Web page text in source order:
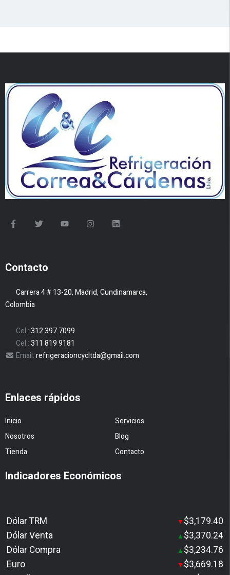
Contacto
Carrera 4 # 13-20, Madrid, Cundinamarca,
Colombia
Cel.:312 397 7099
Cel.:311 819 9181
Email:refrigeracioncycltda@gmail.com
Enlaces rápidos
Inicio
Servicios
Nosotros
Blog
Tienda
Contacto
Indicadores Económicos
Dólar TRM ▼ $3,179.40
Dólar Venta
▲ $3,370.24
Dólar Compra
▲ $3,234.76
Euro
▼ $3,669.18